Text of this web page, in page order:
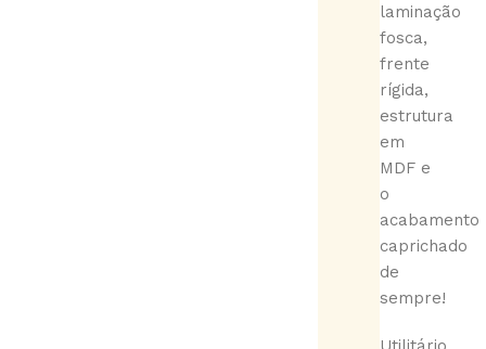
laminação
fosca,
frente
rígida,
estrutura
em
MDF e
o
acabamento
caprichado
de
sempre!